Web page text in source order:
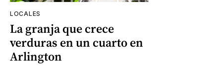
LOCALES
La granja que crece
verduras en un cuarto en
Arlington